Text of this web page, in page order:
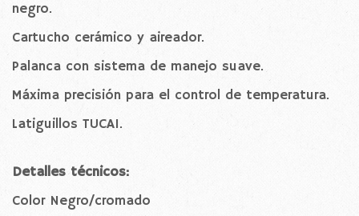
negro.
Cartucho cerámico y aireador.
Palanca con sistema de manejo suave.
Máxima precisión para el control de temperatura.
Latiguillos TUCAI.
Detalles técnicos:
Color Negro/cromado